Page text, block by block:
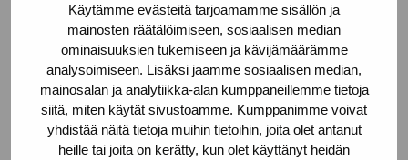
Käytämme evästeitä tarjoamamme sisällön ja
mainosten räätälöimiseen, sosiaalisen median
ominaisuuksien tukemiseen ja kävijämäärämme
analysoimiseen. Lisäksi jaamme sosiaalisen median,
mainosalan ja analytiikka-alan kumppaneillemme tietoja
siitä, miten käytät sivustoamme. Kumppanimme voivat
yhdistää näitä tietoja muihin tietoihin, joita olet antanut
heille tai joita on kerätty, kun olet käyttänyt heidän
Utan titel